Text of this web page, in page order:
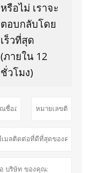
หรือไม่ เราจะ
ตอบกลับโดย
เร็วที่สุด
(ภายใน 12
ชั่วโมง)